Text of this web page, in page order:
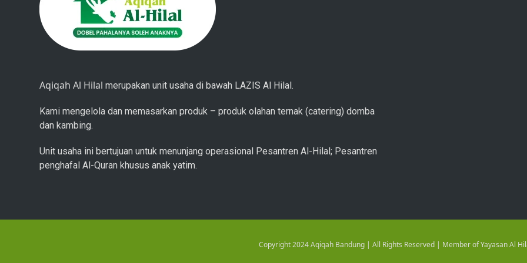
Aqiqah Al Hilal merupakan unit usaha di bawah LAZIS Al Hilal.
Kami mengelola dan memasarkan produk – produk olahan ternak (catering) domba
dan kambing.
Unit usaha ini bertujuan untuk menunjang operasional Pesantren Al-Hilal; Pesantren
penghafal Al-Quran khusus anak yatim.
Copyright 2024 Aqiqah Bandung | All Rights Reserved | Member of Yayasan Al